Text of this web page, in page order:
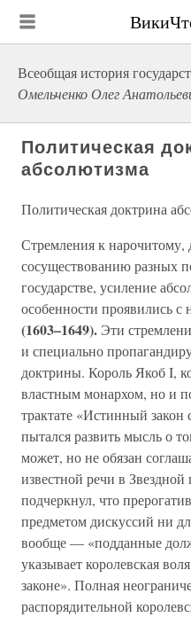
Всеобщая история
Омельченко Олег
Политическая
абсолютизма
Политическая доктрина
Стремления к нарочитому,
сосуществованию разных
государстве, усиление
особенности проявились с
(1603–1649). Эти
и специально
доктрины. Король Якоб I,
властным монархом, но и
трактате «Истинный
пытался развить мысль о
может, но не обязан
известной речи в
подчеркнул, что
предметом дискуссий ни
вообще — «подданные
указывает королевская
законе». Полная
распорядительной